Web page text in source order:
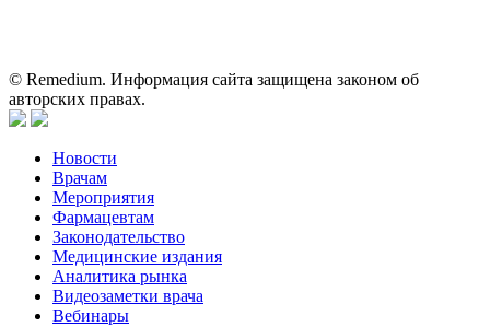
© Remedium. Информация сайта защищена законом об
авторских правах.
Новости
Врачам
Мероприятия
Фармацевтам
Законодательство
Медицинские издания
Аналитика рынка
Видеозаметки врача
Вебинары